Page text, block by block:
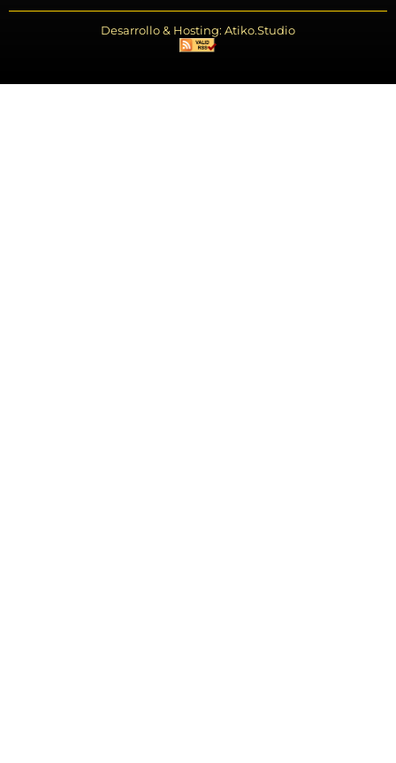
Desarrollo & Hosting: Atiko.Studio